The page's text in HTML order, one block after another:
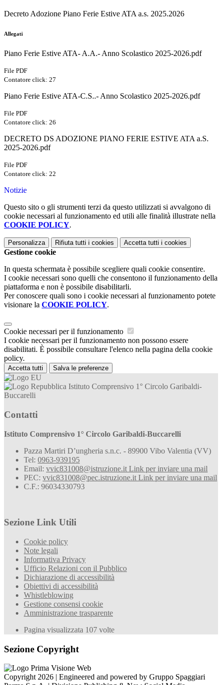
Decreto Adozione Piano Ferie Estive ATA a.s. 2025.2026
Allegati
Piano Ferie Estive ATA- A.A.- Anno Scolastico 2025-2026.pdf
File PDF
Contatore click: 27
Piano Ferie Estive ATA-C.S..- Anno Scolastico 2025-2026.pdf
File PDF
Contatore click: 26
DECRETO DS ADOZIONE PIANO FERIE ESTIVE ATA a.S.
2025-2026.pdf
File PDF
Contatore click: 22
Notizie
Questo sito o gli strumenti terzi da questo utilizzati si avvalgono di
cookie necessari al funzionamento ed utili alle finalità illustrate nella
COOKIE POLICY.
Personalizza Rifiuta tutti i cookies Accetta tutti i cookies
Gestione cookie
In questa schermata è possibile scegliere quali cookie consentire.
I cookie necessari sono quelli che consentono il funzionamento della
piattaforma e non è possibile disabilitarli.
Per conoscere quali sono i cookie necessari al funzionamento potete
visionare la COOKIE POLICY.
Cookie necessari per il funzionamento
I cookie necessari per il funzionamento non possono essere
disabilitati. È possibile consultare l'elenco nella pagina della cookie
policy.
Accetta tutti Salva le preferenze
Istituto Comprensivo 1° Circolo Garibaldi-
Buccarelli
Contatti
Istituto Comprensivo 1° Circolo Garibaldi-Buccarelli
Pazza Martiri D’ungheria s.n.c. - 89900 Vibo Valentia (VV)
Tel: 0963-939195
Email: vvic831008@istruzione.it Link per inviare una mail
PEC: vvic831008@pec.istruzione.it Link per inviare una mail
C.F.: 96034330793
Sezione Link Utili
Cookie policy
Note legali
Informativa Privacy
Ufficio Relazioni con il Pubblico
Dichiarazione di accessibilità
Obiettivi di accessibilità
Whistleblowing
Gestione consensi cookie
Amministrazione trasparente
Pagina visualizzata 107 volte
Sezione Copyright
Copyright 2026 | Engineered and powered by Gruppo Spaggiari